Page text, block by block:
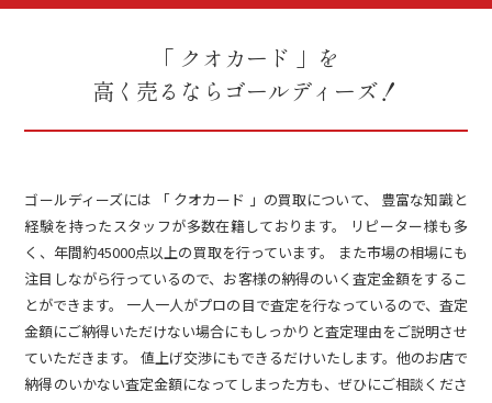
「 クオカード 」を
高く売るならゴールディーズ！
ゴールディーズには 「 クオカード 」の買取について、 豊富な知識と
経験を持ったスタッフが多数在籍しております。 リピーター様も多
く、年間約45000点以上の買取を行っています。 また市場の相場にも
注目しながら行っているので、お客様の納得のいく査定金額をするこ
とができます。 一人一人がプロの目で査定を行なっているので、査定
金額にご納得いただけない場合にもしっかりと査定理由をご説明させ
ていただきます。 値上げ交渉にもできるだけいたします。他のお店で
納得のいかない査定金額になってしまった方も、ぜひにご相談くださ